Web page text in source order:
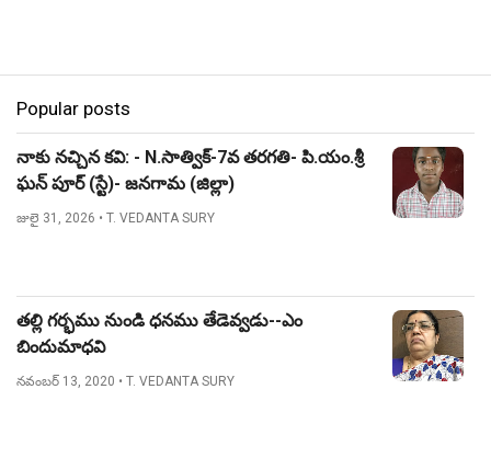
Popular posts
నాకు నచ్చిన కవి: - N.సాత్విక్-7వ తరగతి- పి.యం.శ్రీ
ఘన్ పూర్ (స్టే)- జనగామ (జిల్లా)
జులై 31, 2026 • T. VEDANTA SURY
తల్లి గర్భము నుండి ధనము తేడెవ్వడు--ఎం
బిందుమాధవి
నవంబర్ 13, 2020 • T. VEDANTA SURY